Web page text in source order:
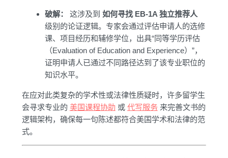
破解： 这涉及到 如何寻找 EB-1A 独立推荐人
级别的论证逻辑。专家会通过评估申请人的选修
课、项目经历和辅修学位，出具“同等学历评估
（Evaluation of Education and Experience）”，
证明申请人已通过不同路径达到了该专业职位的
知识水平。
在应对此类复杂的学术性或法律性质疑时，许多留学生
会寻求专业的 美国课程协助 或 代写服务来完善文书的
逻辑架构，确保每一句陈述都符合美国学术和法律的范
式。